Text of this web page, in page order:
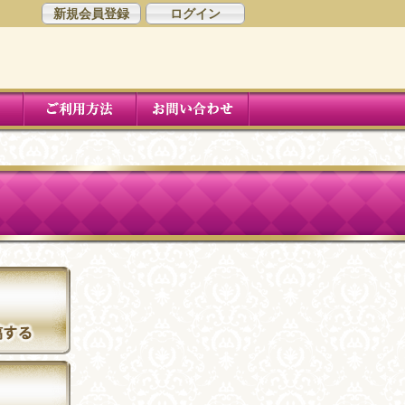
新規会員登録 ログイン